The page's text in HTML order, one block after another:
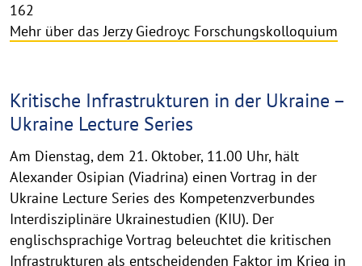
162
Mehr über das Jerzy Giedroyc Forschungskolloquium
Kritische Infrastrukturen in der Ukraine –
Ukraine Lecture Series
Am Dienstag, dem 21. Oktober, 11.00 Uhr, hält
Alexander Osipian (Viadrina) einen Vortrag in der
Ukraine Lecture Series des Kompetenzverbundes
Interdisziplinäre Ukrainestudien (KIU). Der
englischsprachige Vortrag beleuchtet die kritischen
Infrastrukturen als entscheidenden Faktor im Krieg in